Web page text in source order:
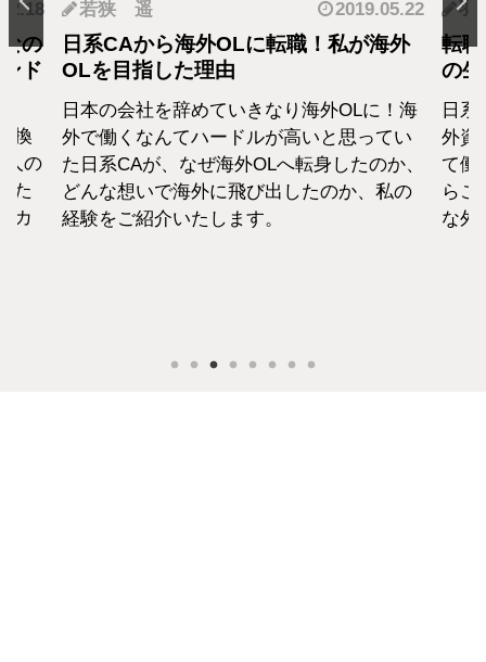
の
ド
換
人の
た
カ
若狭 遥 2019.05.22
日系CAから海外OLに転職！私が海外
OLを目指した理由
日本の会社を辞めていきなり海外OLに！海
外で働くなんてハードルが高いと思ってい
た日系CAが、なぜ海外OLへ転身したのか、
どんな想いで海外に飛び出したのか、私の
経験をご紹介いたします。
羽
転
の
日
外資
て働
らこ
な外